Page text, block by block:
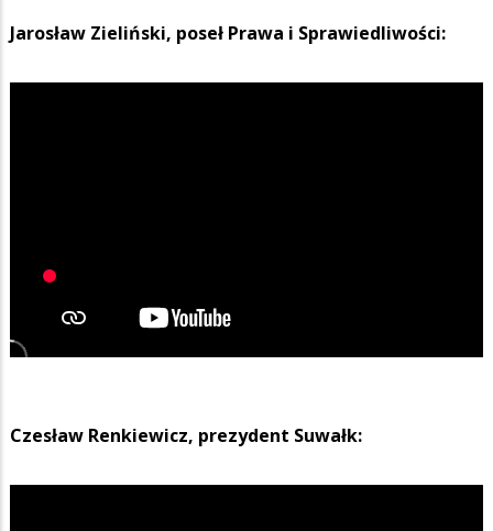
Jarosław Zieliński, poseł Prawa i Sprawiedliwości:
Czesław Renkiewicz, prezydent Suwałk: